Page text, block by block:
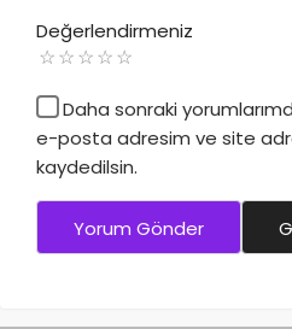
Değerlendirmeniz
Daha sonraki
e-posta adresim ve site
kaydedilsin.
Yorum Gönder